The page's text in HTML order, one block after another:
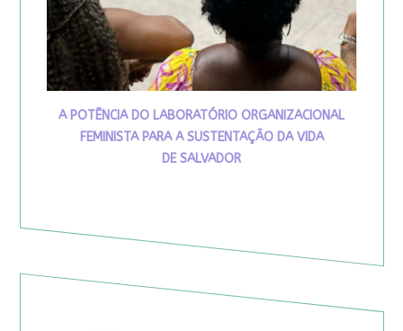
A POTÊNCIA DO LABORATÓRIO ORGANIZACIONAL
FEMINISTA PARA A SUSTENTAÇÃO DA VIDA
DE SALVADOR